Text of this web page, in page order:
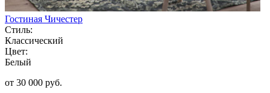
Гостиная Чичестер
Стиль:
Классический
Цвет:
Белый
от 30 000 руб.